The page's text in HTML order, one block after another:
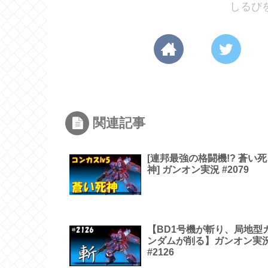
しるび
関連記事
[連邦最強の格闘機!? 蒼い死
神] ガンオン実況 #2079
【BD1号機が斬り、局地型
ンダムが削る】ガンオン実
#2126